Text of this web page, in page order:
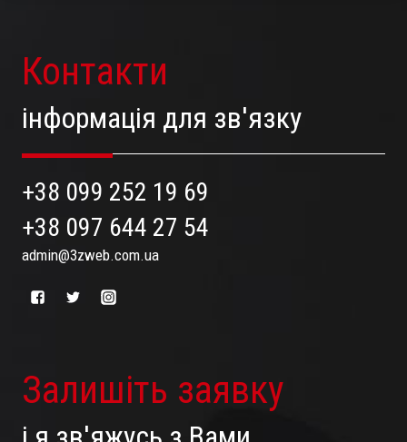
Контакти
інформація для зв'язку
+38 099 252 19 69
+38 097 644 27 54
admin@3zweb.com.ua
Залишіть заявку